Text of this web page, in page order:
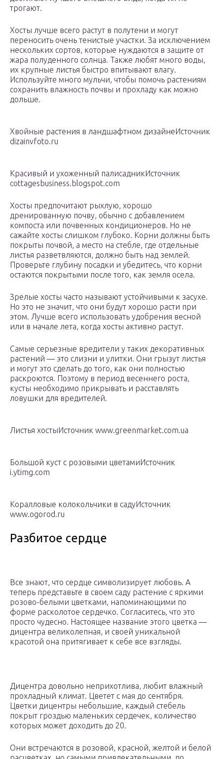
трогают.
Хосты лучше всего растут в полутени и могут
переносить очень тенистые участки. За исключением
нескольких сортов, которые нуждаются в защите от
жара полуденного солнца. Также любят много воды,
их крупные листья быстро впитывают влагу.
Используйте много мульчи, чтобы помочь растениям
сохранить влажность почвы и прохладу как можно
дольше.
Хвойные растения в ландшафтном дизайнеИсточник
dizainvfoto.ru
Красивый и ухоженный палисадникИсточник
cottagesbusiness.blogspot.com
Хосты предпочитают рыхлую, хорошо
дренированную почву, обычно с добавлением
компоста или почвенных кондиционеров. Но не
сажайте хосты слишком глубоко. Корни должны быть
покрыты почвой, а место на стебле, где отдельные
листья разветвляются, должно быть над землей.
Проверьте глубину посадки и убедитесь, что корни
остаются покрытыми после того, как земля осела.
Зрелые хосты часто называют устойчивыми к засухе.
Но это не значит, что они будут хорошо расти при
этом. Лучше всего использовать удобрения весной
или в начале лета, когда хосты активно растут.
Самые серьезные вредители у таких декоративных
растений — это слизни и улитки. Они грызут листья
и могут это сделать до того, как они полностью
раскроются. Поэтому в период весеннего роста,
кусты необходимо прикрывать и расставлять
ловушки для вредителей.
Листья хостыИсточник www.greenmarket.com.ua
Большой куст с розовыми цветамиИсточник
i.ytimg.com
Коралловые колокольчики в садуИсточник
www.ogorod.ru
Разбитое сердце
Все знают, что сердце символизирует любовь. А
теперь представьте в своем саду растение с яркими
розово-белыми цветками, напоминающими по
форме расколотое сердечко. Согласитесь, что это
просто чудесно. Настоящее название этого цветка —
дицентра великолепная, и своей уникальной
красотой она притягивает к себе все взгляды.
Дицентра довольно неприхотлива, любит влажный
прохладный климат. Цветет с мая до сентября.
Цветки дицентры небольшие, каждый стебель
покрыт гроздью маленьких сердечек, количество
которых может доходить до 20.
Они встречаются в розовой, красной, желтой и белой